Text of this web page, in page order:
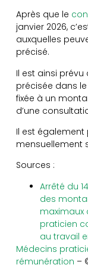
Après que le
janvier 2026,
auxquelles
précisé.
Il est ainsi
précisée dans
fixée à un
d’une
Il est également
mensuellement
Sources :
Arrêté du
des
maximaux
praticien
au travail
Médecins
rémunération –